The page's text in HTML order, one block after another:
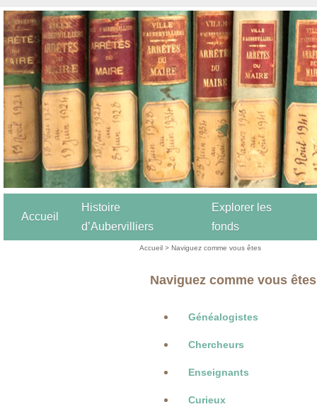
Accueil
Histoire
d’Aubervilliers
Explorer les
fonds
Accueil >Naviguez comme vous êtes
Naviguez comme vous êtes
Généalogistes
Chercheurs
Enseignants
Curieux